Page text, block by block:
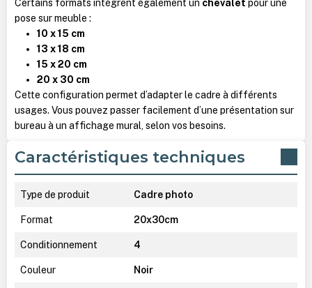
Certains formats intègrent également un chevalet pour une
pose sur meuble :
10 x 15 cm
13 x 18 cm
15 x 20 cm
20 x 30 cm
Cette configuration permet d’adapter le cadre à différents
usages. Vous pouvez passer facilement d’une présentation sur
bureau à un affichage mural, selon vos besoins.
Caractéristiques techniques
Type de produit Cadre photo
Format 20x30cm
Conditionnement 4
Couleur Noir